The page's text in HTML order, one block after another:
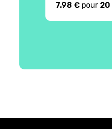
7.98 € pour 20